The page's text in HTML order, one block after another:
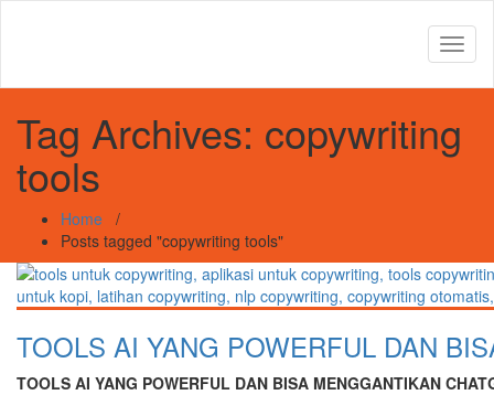
Tag Archives: copywriting
tools
Home /
Posts tagged "copywriting tools"
TOOLS AI YANG POWERFUL DAN
TOOLS AI YANG POWERFUL DAN BISA MENGGANTIKAN